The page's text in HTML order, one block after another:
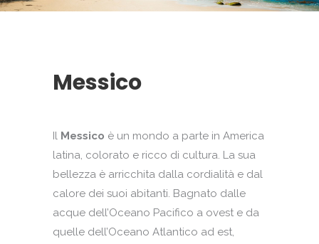
Messico
Il Messico è un mondo a parte in America
latina, colorato e ricco di cultura. La sua
bellezza è arricchita dalla cordialità e dal
calore dei suoi abitanti. Bagnato dalle
acque dell’Oceano Pacifico a ovest e da
quelle dell’Oceano Atlantico ad est,